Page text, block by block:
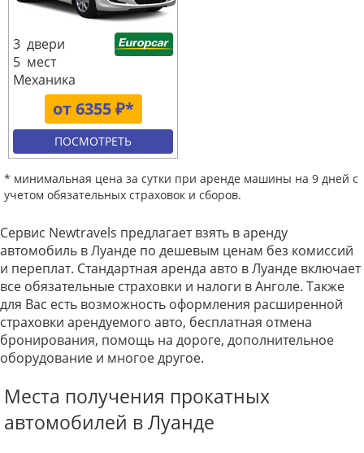
от 6355 ₽*
3 двери
5 мест
Механика
ПОСМОТРЕТЬ
* минимальная цена за сутки при аренде машины на 9 дней с
учетом обязательных страховок и сборов.
Сервис Newtravels предлагает взять в аренду
автомобиль в Луанде по дешевым ценам без комиссий
и переплат. Стандартная аренда авто в Луанде включает
все обязательные страховки и налоги в Анголе. Также
для Вас есть возможность оформления расширенной
страховки арендуемого авто, бесплатная отмена
бронирования, помощь на дороге, дополнительное
оборудование и многое другое.
Места получения прокатных
автомобилей в Луанде